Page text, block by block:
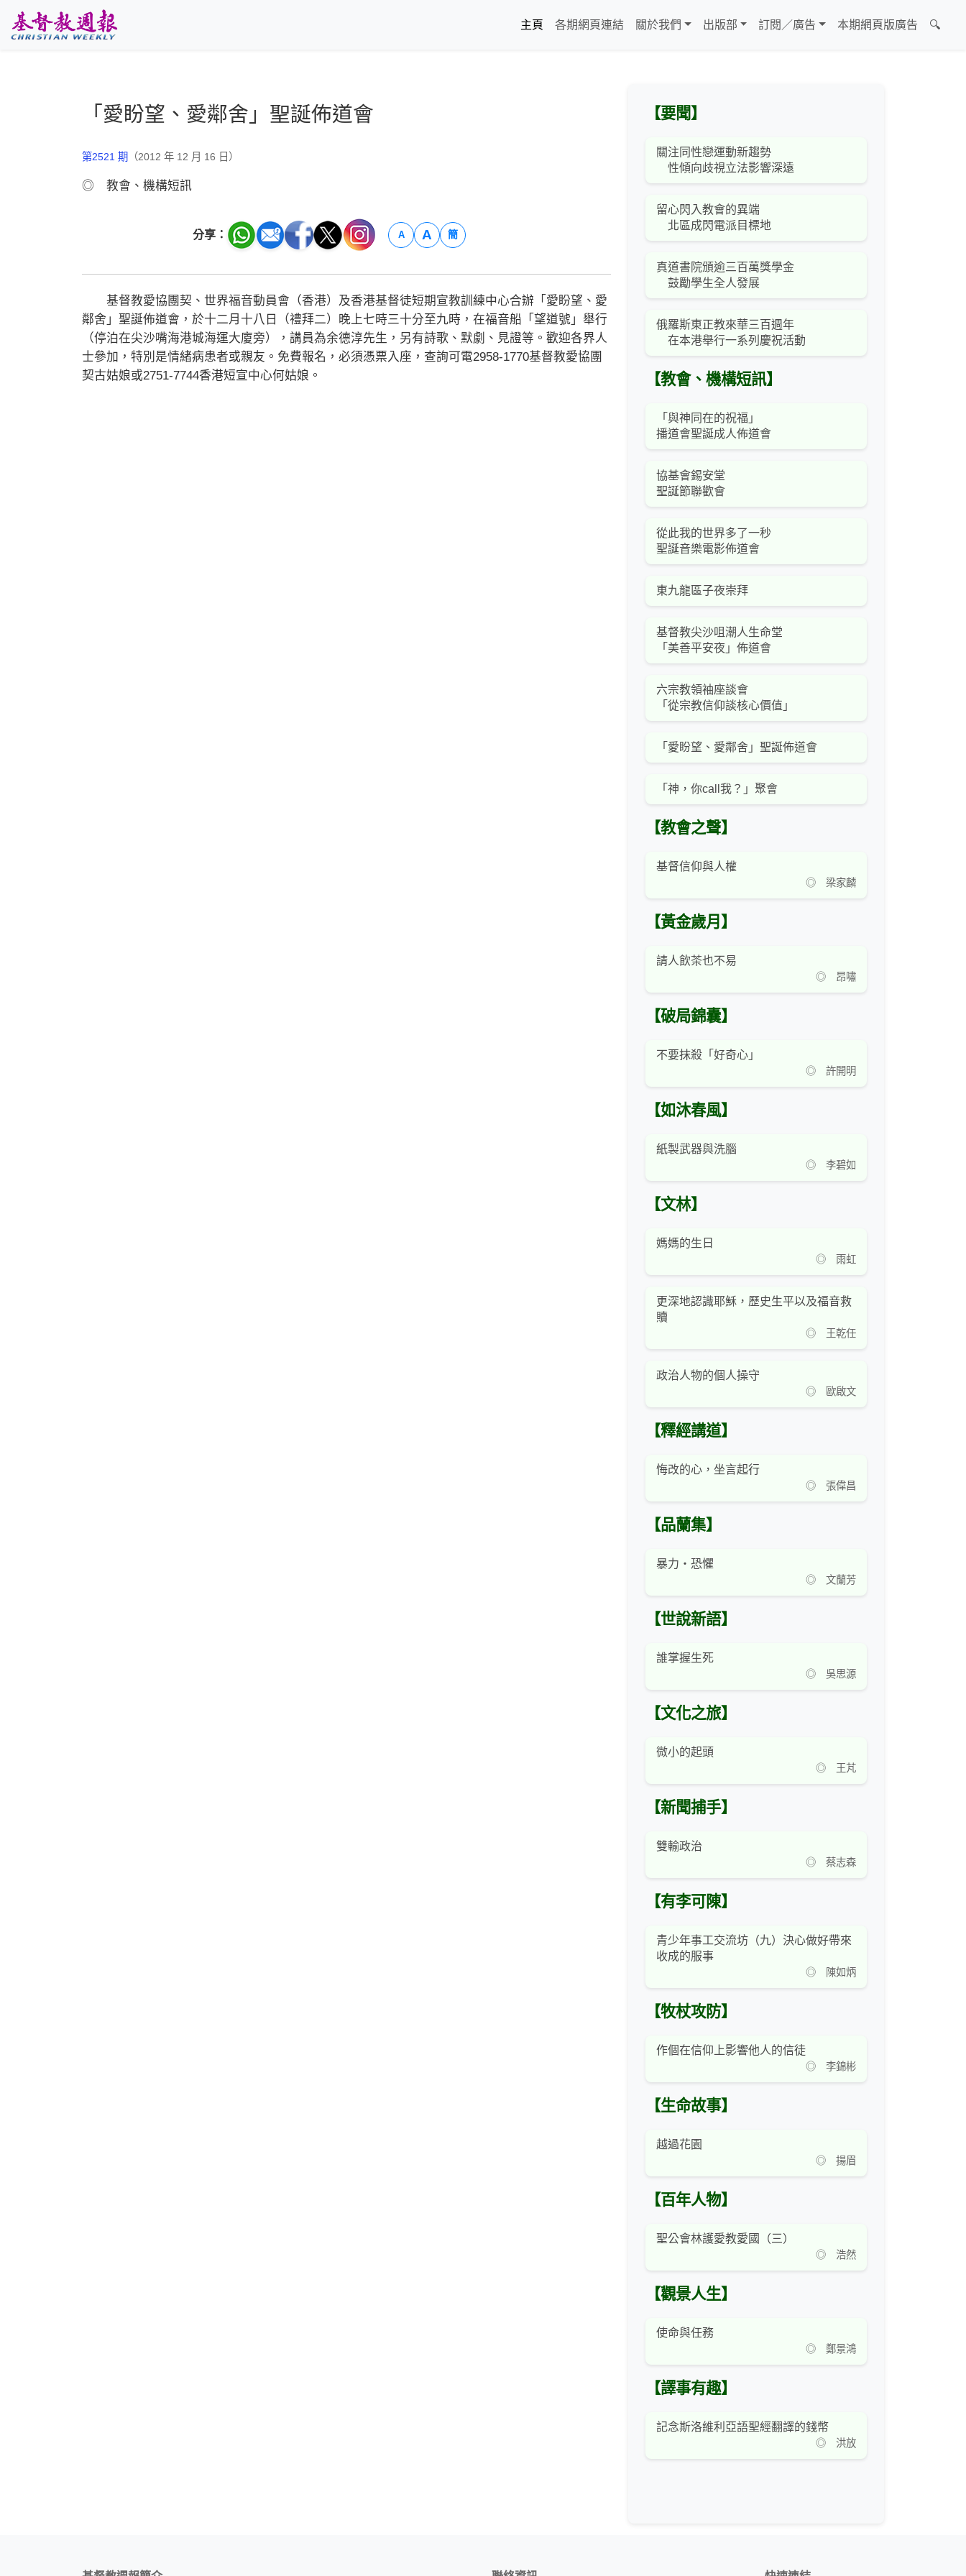
主頁
各期網頁連結 關於我們 出版部 訂閱／廣告 本期網頁版廣告 🔍
「愛盼望、愛鄰舍」聖誕佈道會
第2521 期 （2012 年 12 月 16 日）
◎ 教會、機構短訊
分享： A A 簡
基督教愛協團契、世界福音動員會（香港）及香港基督徒短期宣教訓練中心合辦「愛盼望、愛
鄰舍」聖誕佈道會，於十二月十八日（禮拜二）晚上七時三十分至九時，在福音船「望道號」舉行
（停泊在尖沙嘴海港城海運大廈旁），講員為余德淳先生，另有詩歌、默劇、見證等。歡迎各界人
士參加，特別是情緒病患者或親友。免費報名，必須憑票入座，查詢可電2958-1770基督教愛協團
契古姑娘或2751-7744香港短宣中心何姑娘。
【要聞】
關注同性戀運動新趨勢
性傾向歧視立法影響深遠
留心閃入教會的異端
北區成閃電派目標地
真道書院頒逾三百萬獎學金
鼓勵學生全人發展
俄羅斯東正教來華三百週年
在本港舉行一系列慶祝活動
【教會、機構短訊】
「與神同在的祝福」
播道會聖誕成人佈道會
協基會錫安堂
聖誕節聯歡會
從此我的世界多了一秒
聖誕音樂電影佈道會
東九龍區子夜崇拜
基督教尖沙咀潮人生命堂
「美善平安夜」佈道會
六宗教領袖座談會
「從宗教信仰談核心價值」
「愛盼望、愛鄰舍」聖誕佈道會
「神，你call我？」聚會
【教會之聲】
基督信仰與人權
◎ 梁家麟
【黃金歲月】
請人飲茶也不易
◎ 昂嘯
【破局錦囊】
不要抹殺「好奇心」
◎ 許開明
【如沐春風】
紙製武器與洗腦
◎ 李碧如
【文林】
媽媽的生日
◎ 雨虹
更深地認識耶穌，歷史生平以及福音救
贖
◎ 王乾任
政治人物的個人操守
◎ 歐啟文
【釋經講道】
悔改的心，坐言起行
◎ 張偉昌
【品蘭集】
暴力‧恐懼
◎ 文蘭芳
【世說新語】
誰掌握生死
◎ 吳思源
【文化之旅】
微小的起頭
◎ 王芃
【新聞捕手】
雙輸政治
◎ 蔡志森
【有李可陳】
青少年事工交流坊（九）決心做好帶來
收成的服事
◎ 陳如炳
【牧杖攻防】
作個在信仰上影響他人的信徒
◎ 李錦彬
【生命故事】
越過花園
◎ 揚眉
【百年人物】
聖公會林護愛教愛國（三）
◎ 浩然
【觀景人生】
使命與任務
◎ 鄭景鴻
【譯事有趣】
記念斯洛維利亞語聖經翻譯的錢幣
◎ 洪放